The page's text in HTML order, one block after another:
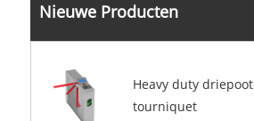
Nieuwe Producten
Heavy duty driepoot
tourniquet